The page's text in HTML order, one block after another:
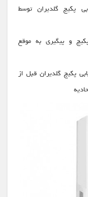
پکیج گلدیران توسط
و پیگیری به موقع
پکیج گلدیران قبل از